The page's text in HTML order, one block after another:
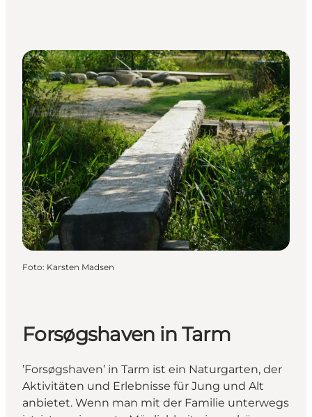
Foto: Karsten Madsen
Forsøgshaven in Tarm
’Forsøgshaven’ in Tarm ist ein Naturgarten, der
Aktivitäten und Erlebnisse für Jung und Alt
anbietet. Wenn man mit der Familie unterwegs